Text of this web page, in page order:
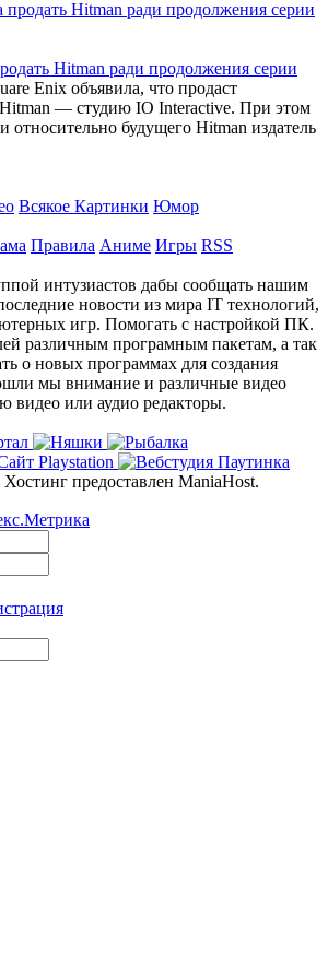
Hitman ради продолжения серии
Enix объявила, что продаст
Hitman — студию IO Interactive. При этом
будущего Hitman издатель
Всякое Картинки Юмор
Правила Аниме Игры RSS
интузиастов дабы сообщать нашим
новости из мира IT технологий,
игр. Помогать с настройкой ПК.
различным програмным пакетам, а так
о новых программах для создания
мы внимание и различные видео
видео или аудио редакторы.
предоставлен ManiaHost.